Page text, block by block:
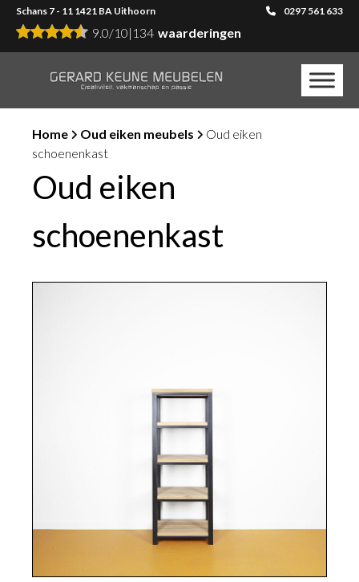
Schans 7 - 11 1421 BA Uithoorn 0297 561 633
9.0/10| 134 waarderingen
Home Oud eiken meubels
Oud eiken
schoenenkast
Oud eiken
schoenenkast